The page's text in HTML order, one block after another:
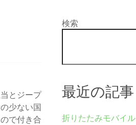
とジープ
少ない国
で付き合
検索
最近の記事
折りたたみモバイル